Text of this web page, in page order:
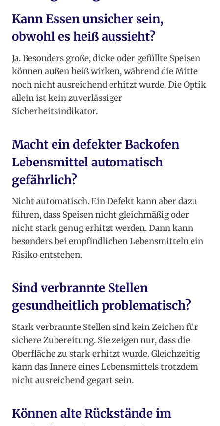
Kann Essen unsicher sein,
obwohl es heiß aussieht?
Ja. Besonders große, dicke oder gefüllte Speisen
können außen heiß wirken, während die Mitte
noch nicht ausreichend erhitzt wurde. Die Optik
allein ist kein zuverlässiger
Sicherheitsindikator.
Macht ein defekter Backofen
Lebensmittel automatisch
gefährlich?
Nicht automatisch. Ein Defekt kann aber dazu
führen, dass Speisen nicht gleichmäßig oder
nicht stark genug erhitzt werden. Dann kann
besonders bei empfindlichen Lebensmitteln ein
Risiko entstehen.
Sind verbrannte Stellen
gesundheitlich problematisch?
Stark verbrannte Stellen sind kein Zeichen für
sichere Zubereitung. Sie zeigen nur, dass die
Oberfläche zu stark erhitzt wurde. Gleichzeitig
kann das Innere eines Lebensmittels trotzdem
nicht ausreichend gegart sein.
Können alte Rückstände im